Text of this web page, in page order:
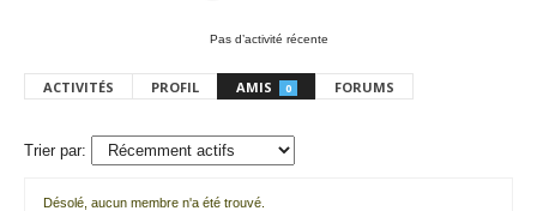
Pas d’activité récente
ACTIVITÉS PROFIL AMIS 0 FORUMS
Trier par:
Désolé, aucun membre n'a été trouvé.